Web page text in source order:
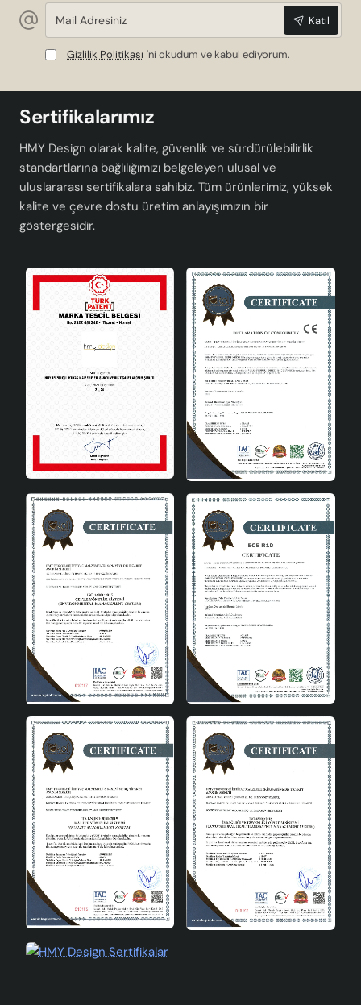
Mail
Adresiniz
Katıl
Gizlilik Politikası 'ni okudum ve kabul ediyorum.
Sertifikalarımız
HMY Design olarak kalite, güvenlik ve sürdürülebilirlik
standartlarına bağlılığımızı belgeleyen ulusal ve
uluslararası sertifikalara sahibiz. Tüm ürünlerimiz, yüksek
kalite ve çevre dostu üretim anlayışımızın bir
göstergesidir.